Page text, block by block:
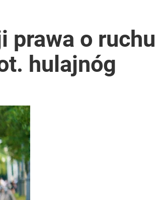
prawa o ruchu
hulajnóg